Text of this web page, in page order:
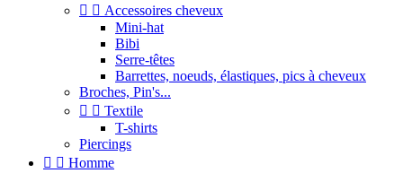
  Accessoires cheveux
Mini-hat
Bibi
Serre-têtes
Barrettes, noeuds, élastiques, pics à cheveux
Broches, Pin's...
  Textile
T-shirts
Piercings
  Homme